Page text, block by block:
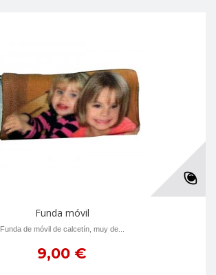
Funda móvil
Funda de móvil de calcetín, muy de...
9,00 €